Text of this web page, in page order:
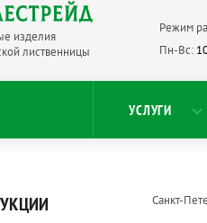
изделия
лиственницы
УСЛУГИ
Режим
Пн-Вс:
Санкт-